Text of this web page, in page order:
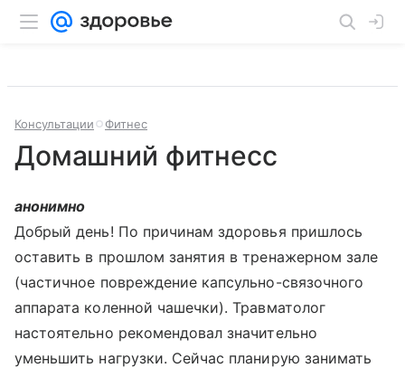
Консультации Фитнес
Домашний фитнесс
анонимно
Добрый день! По причинам здоровья пришлось
оставить в прошлом занятия в тренажерном зале
(частичное повреждение капсульно-связочного
аппарата коленной чашечки). Травматолог
настоятельно рекомендовал значительно
уменьшить нагрузки. Сейчас планирую занимать